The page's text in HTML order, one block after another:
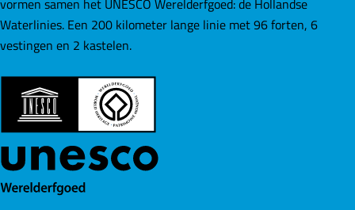
e
t
v
e
r
o
t
z
e
a
n
a
o
z
e
a
g
i
n
a
o
z
e
a
n
a
o
vormen samen het UNESCO Werelderfgoed: de Hollandse
Waterlinies. Een 200 kilometer lange linie met 96 forten, 6
vestingen en 2 kastelen.